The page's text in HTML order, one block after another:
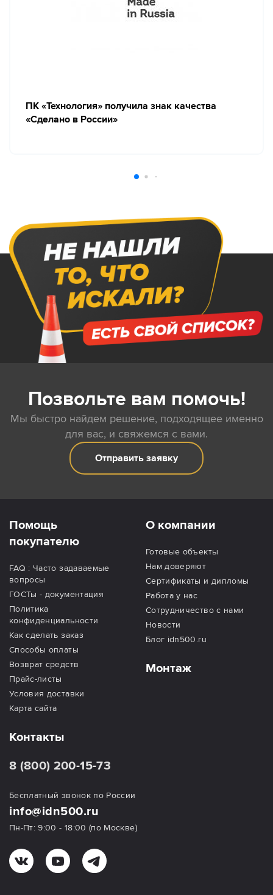
ПК «Технология» получила знак качества
«Сделано в России»
Позвольте вам помочь!
Мы быстро найдем решение, подходящее именно
для вас, и свяжемся с вами.
Отправить заявку
Помощь
покупателю
FAQ : Часто задаваемые
вопросы
ГОСТы - документация
Политика
конфиденциальности
Как сделать заказ
Способы оплаты
Возврат средств
Прайс-листы
Условия доставки
Карта сайта
О компании
Готовые объекты
Нам доверяют
Сертификаты и дипломы
Работа у нас
Сотрудничество с нами
Новости
Блог idn500.ru
Монтаж
Контакты
8 (800) 200-15-73
Бесплатный звонок по России
info@idn500.ru
Пн-Пт: 9:00 - 18:00 (по Москве)